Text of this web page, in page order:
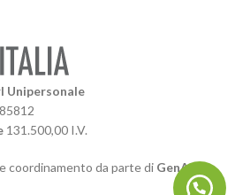
Unipersonale
131.500,00 I.V.
coordinamento da parte di GenALFA